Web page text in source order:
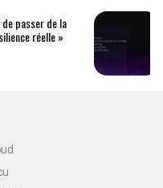
passer de la
réelle »